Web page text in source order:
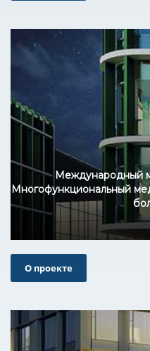
Международный
Многофункциональный
О проекте